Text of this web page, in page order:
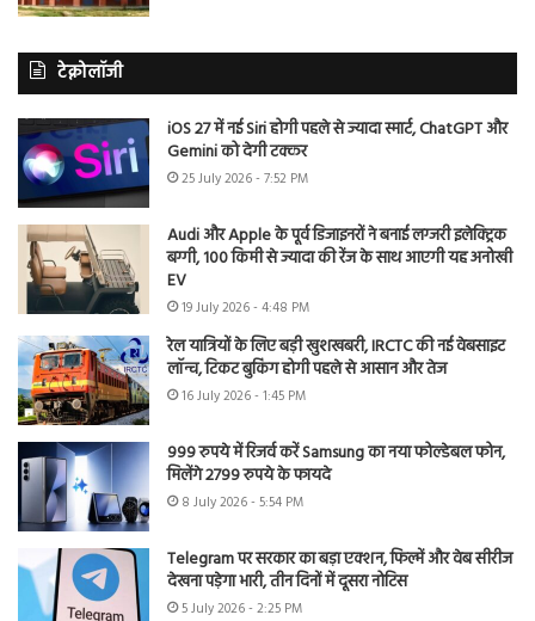
टेक्नोलॉजी
iOS 27 में नई Siri होगी पहले से ज्यादा स्मार्ट, ChatGPT और
Gemini को देगी टक्कर
25 July 2026 - 7:52 PM
Audi और Apple के पूर्व डिजाइनरों ने बनाई लग्जरी इलेक्ट्रिक
बग्गी, 100 किमी से ज्यादा की रेंज के साथ आएगी यह अनोखी
EV
19 July 2026 - 4:48 PM
रेल यात्रियों के लिए बड़ी खुशखबरी, IRCTC की नई वेबसाइट
लॉन्च, टिकट बुकिंग होगी पहले से आसान और तेज
16 July 2026 - 1:45 PM
999 रुपये में रिजर्व करें Samsung का नया फोल्डेबल फोन,
मिलेंगे 2799 रुपये के फायदे
8 July 2026 - 5:54 PM
Telegram पर सरकार का बड़ा एक्शन, फिल्में और वेब सीरीज
देखना पड़ेगा भारी, तीन दिनों में दूसरा नोटिस
5 July 2026 - 2:25 PM